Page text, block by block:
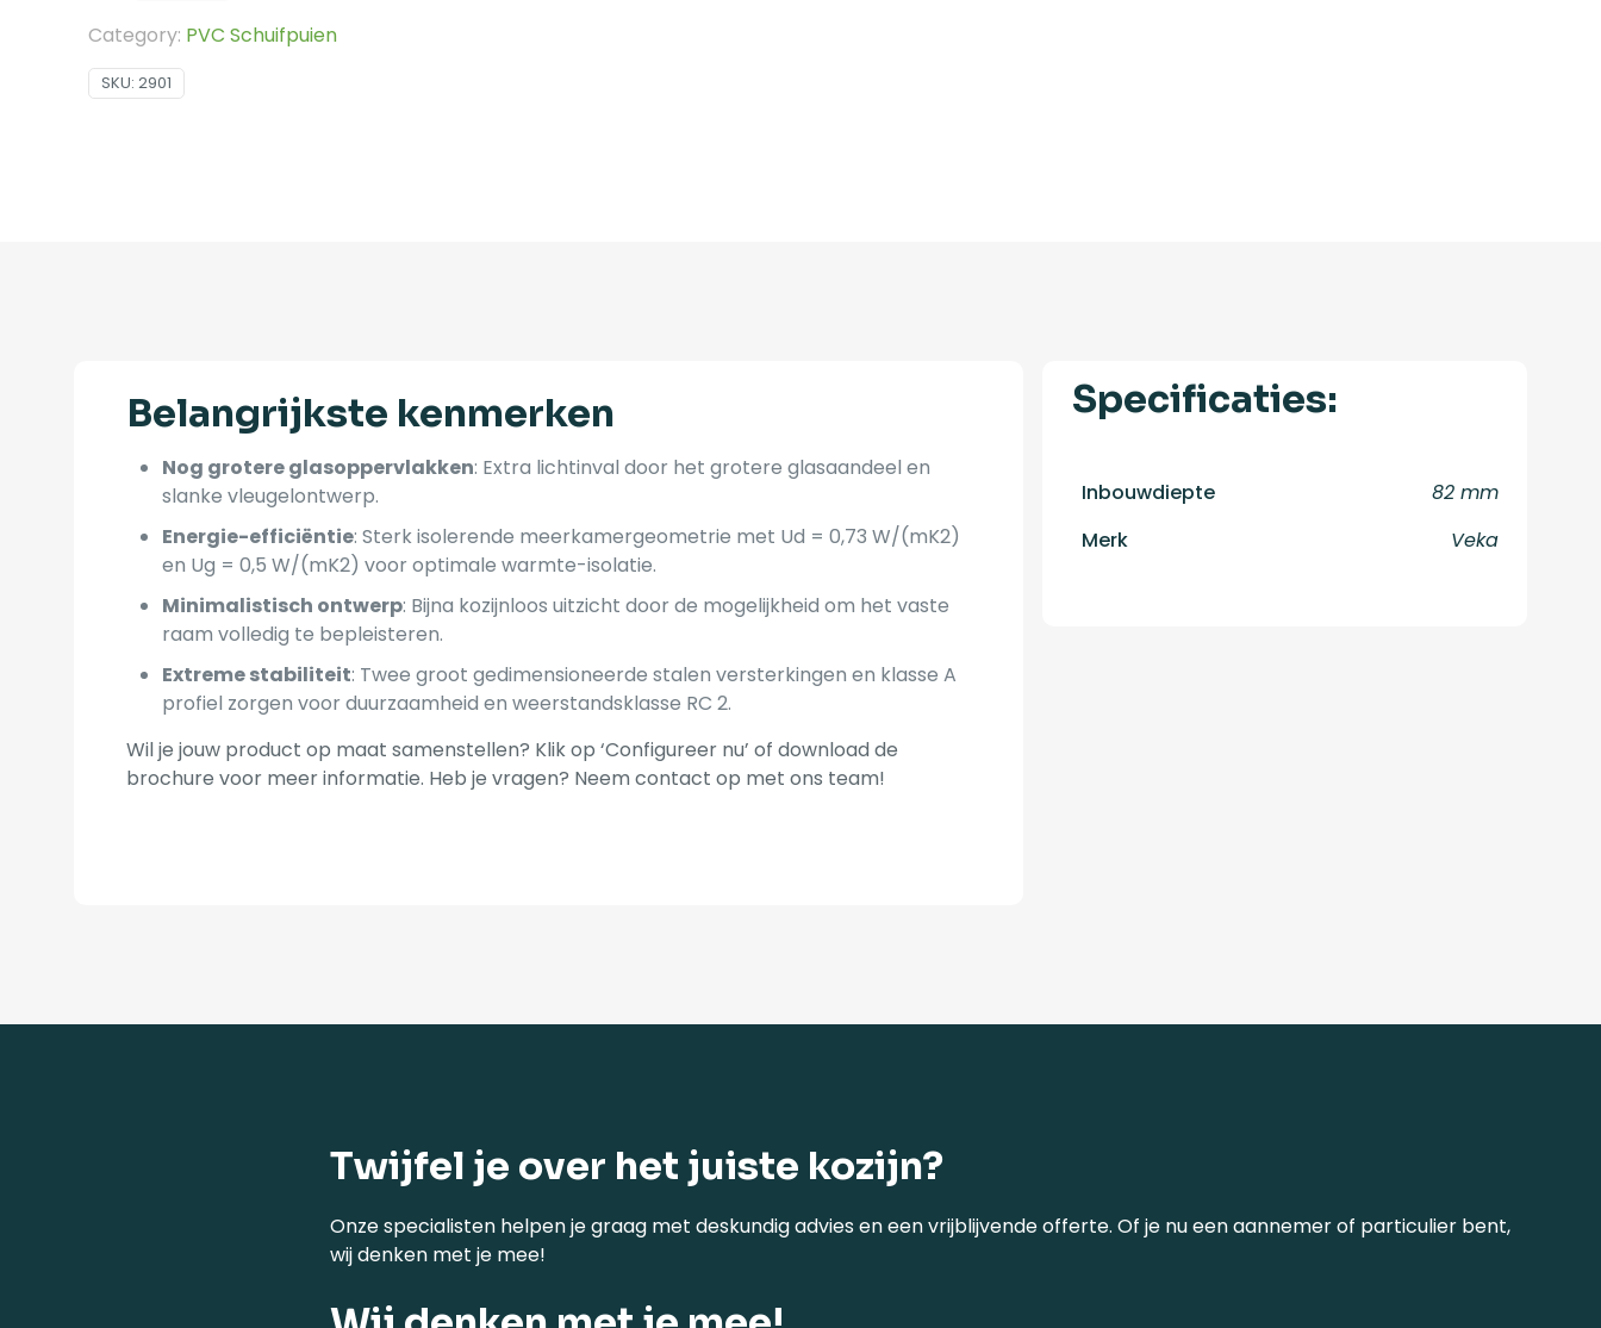
Category: PVC Schuifpuien
SKU: 2901
Belangrijkste kenmerken
Nog grotere glasoppervlakken: Extra lichtinval door het grotere glasaandeel en
slanke vleugelontwerp.
Energie-efficiëntie: Sterk isolerende meerkamergeometrie met Ud = 0,73 W/(mK2)
en Ug = 0,5 W/(mK2) voor optimale warmte-isolatie.
Minimalistisch ontwerp: Bijna kozijnloos uitzicht door de mogelijkheid om het vaste
raam volledig te bepleisteren.
Extreme stabiliteit: Twee groot gedimensioneerde stalen versterkingen en klasse A
profiel zorgen voor duurzaamheid en weerstandsklasse RC 2.
Wil je jouw product op maat samenstellen? Klik op ‘Configureer nu’ of download de
brochure voor meer informatie. Heb je vragen? Neem contact op met ons team!
Specificaties:
Inbouwdiepte
82 mm
Merk
Veka
Twijfel je over het juiste kozijn?
Onze specialisten helpen je graag met deskundig advies en een vrijblijvende offerte. Of je nu een aannemer of particulier bent,
wij denken met je mee!